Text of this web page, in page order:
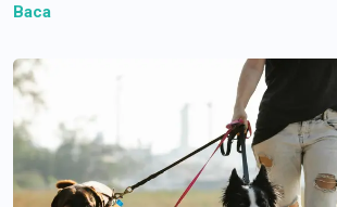
Baca